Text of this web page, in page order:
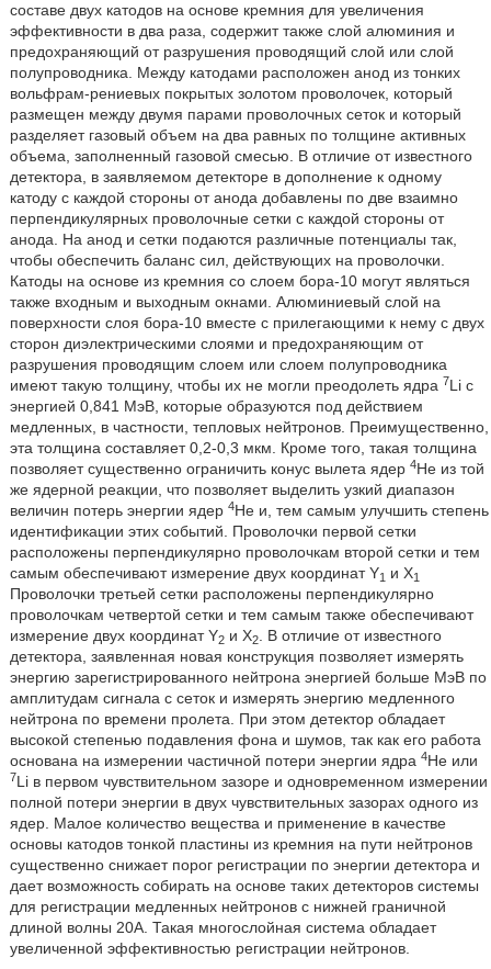
составе двух катодов на основе кремния для увеличения
эффективности в два раза, содержит также слой алюминия и
предохраняющий от разрушения проводящий слой или слой
полупроводника. Между катодами расположен анод из тонких
вольфрам-рениевых покрытых золотом проволочек, который
размещен между двумя парами проволочных сеток и который
разделяет газовый объем на два равных по толщине активных
объема, заполненный газовой смесью. В отличие от известного
детектора, в заявляемом детекторе в дополнение к одному
катоду с каждой стороны от анода добавлены по две взаимно
перпендикулярных проволочные сетки с каждой стороны от
анода. На анод и сетки подаются различные потенциалы так,
чтобы обеспечить баланс сил, действующих на проволочки.
Катоды на основе из кремния со слоем бора-10 могут являться
также входным и выходным окнами. Алюминиевый слой на
поверхности слоя бора-10 вместе с прилегающими к нему с двух
сторон диэлектрическими слоями и предохраняющим от
разрушения проводящим слоем или слоем полупроводника
имеют такую толщину, чтобы их не могли преодолеть ядра 7Li с
энергией 0,841 МэВ, которые образуются под действием
медленных, в частности, тепловых нейтронов. Преимущественно,
эта толщина составляет 0,2-0,3 мкм. Кроме того, такая толщина
позволяет существенно ограничить конус вылета ядер 4Не из той
же ядерной реакции, что позволяет выделить узкий диапазон
величин потерь энергии ядер 4Не и, тем самым улучшить степень
идентификации этих событий. Проволочки первой сетки
расположены перпендикулярно проволочкам второй сетки и тем
самым обеспечивают измерение двух координат Y1 и Х1
Проволочки третьей сетки расположены перпендикулярно
проволочкам четвертой сетки и тем самым также обеспечивают
измерение двух координат Y2и Х2. В отличие от известного
детектора, заявленная новая конструкция позволяет измерять
энергию зарегистрированного нейтрона энергией больше МэВ по
амплитудам сигнала с сеток и измерять энергию медленного
нейтрона по времени пролета. При этом детектор обладает
высокой степенью подавления фона и шумов, так как его работа
основана на измерении частичной потери энергии ядра 4Не или
7Li в первом чувствительном зазоре и одновременном измерении
полной потери энергии в двух чувствительных зазорах одного из
ядер. Малое количество вещества и применение в качестве
основы катодов тонкой пластины из кремния на пути нейтронов
существенно снижает порог регистрации по энергии детектора и
дает возможность собирать на основе таких детекторов системы
для регистрации медленных нейтронов с нижней граничной
длиной волны 20А. Такая многослойная система обладает
увеличенной эффективностью регистрации нейтронов.